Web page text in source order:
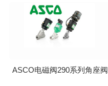
ASCO电磁阀290系列角座阀